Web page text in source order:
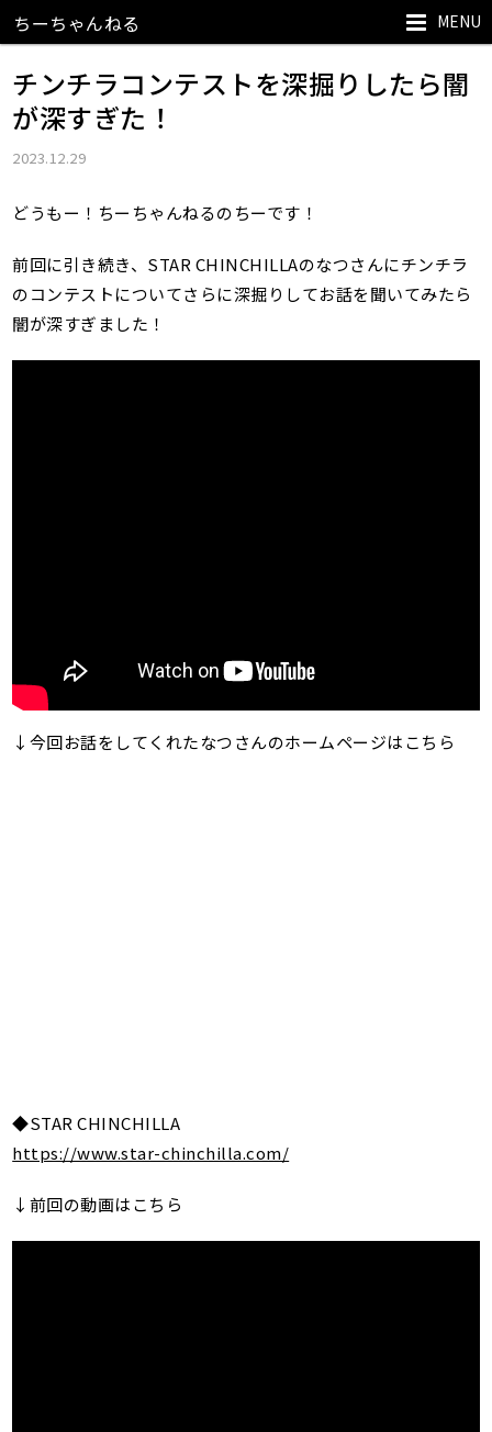
MENU
ちーちゃんねる
チンチラコンテストを深掘りしたら闇
が深すぎた！
2023.12.29
どうもー！ちーちゃんねるのちーです！
前回に引き続き、STAR CHINCHILLAのなつさんにチンチラ
のコンテストについてさらに深掘りしてお話を聞いてみたら
闇が深すぎました！
↓今回お話をしてくれたなつさんのホームページはこちら
◆STAR CHINCHILLA
https://www.star-chinchilla.com/
↓前回の動画はこちら